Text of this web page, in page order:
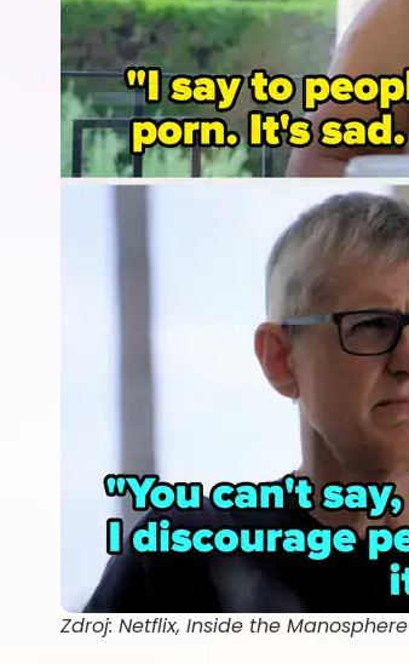
Zdroj: Netflix, Inside the Manosphere